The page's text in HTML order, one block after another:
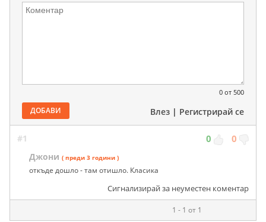
0 от 500
ДОБАВИ Влез | Регистрирай се
#1 0 0
Джони ( преди 3 години )
откъде дошло - там отишло. Класика
Сигнализирай за неуместен коментар
1 - 1 от 1